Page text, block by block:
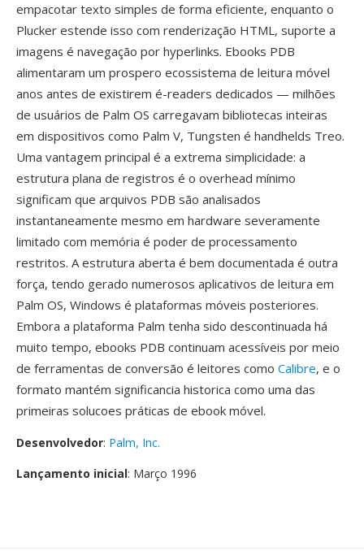
empacotar texto simples de forma eficiente, enquanto o
Plucker estende isso com renderização HTML, suporte a
imagens é navegação por hyperlinks. Ebooks PDB
alimentaram um prospero ecossistema de leitura móvel
anos antes de existirem é-readers dedicados — milhões
de usuários de Palm OS carregavam bibliotecas inteiras
em dispositivos como Palm V, Tungsten é handhelds Treo.
Uma vantagem principal é a extrema simplicidade: a
estrutura plana de registros é o overhead mínimo
significam que arquivos PDB são analisados
instantaneamente mesmo em hardware severamente
limitado com memória é poder de processamento
restritos. A estrutura aberta é bem documentada é outra
força, tendo gerado numerosos aplicativos de leitura em
Palm OS, Windows é plataformas móveis posteriores.
Embora a plataforma Palm tenha sido descontinuada há
muito tempo, ebooks PDB continuam acessíveis por meio
de ferramentas de conversão é leitores como Calibre, e o
formato mantém significancia historica como uma das
primeiras solucoes práticas de ebook móvel.
Desenvolvedor: Palm, Inc.
Lançamento inicial: Março 1996